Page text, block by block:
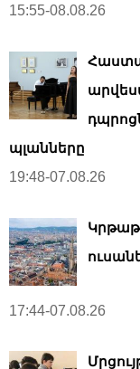
15:55-08.08.26
պլանները
19:48-07.08.26
17:44-07.08.26